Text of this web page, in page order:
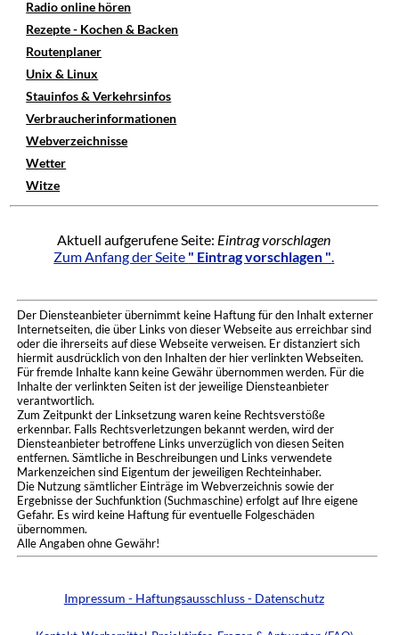
Radio online hören
Rezepte - Kochen & Backen
Routenplaner
Unix & Linux
Stauinfos & Verkehrsinfos
Verbraucherinformationen
Webverzeichnisse
Wetter
Witze
Aktuell aufgerufene Seite: Eintrag vorschlagen
Zum Anfang der Seite " Eintrag vorschlagen ".
Der Diensteanbieter übernimmt keine Haftung für den Inhalt externer
Internetseiten, die über Links von dieser Webseite aus erreichbar sind
oder die ihrerseits auf diese Webseite verweisen. Er distanziert sich
hiermit ausdrücklich von den Inhalten der hier verlinkten Webseiten.
Für fremde Inhalte kann keine Gewähr übernommen werden. Für die
Inhalte der verlinkten Seiten ist der jeweilige Diensteanbieter
verantwortlich.
Zum Zeitpunkt der Linksetzung waren keine Rechtsverstöße
erkennbar. Falls Rechtsverletzungen bekannt werden, wird der
Diensteanbieter betroffene Links unverzüglich von diesen Seiten
entfernen. Sämtliche in Beschreibungen und Links verwendete
Markenzeichen sind Eigentum der jeweiligen Rechteinhaber.
Die Nutzung sämtlicher Einträge im Webverzeichnis sowie der
Ergebnisse der Suchfunktion (Suchmaschine) erfolgt auf Ihre eigene
Gefahr. Es wird keine Haftung für eventuelle Folgeschäden
übernommen.
Alle Angaben ohne Gewähr!
Impressum - Haftungsausschluss - Datenschutz